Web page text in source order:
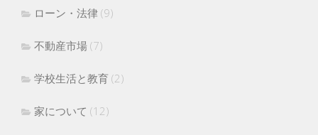
ローン・法律 (9)
不動産市場 (7)
学校生活と教育 (2)
家について (12)